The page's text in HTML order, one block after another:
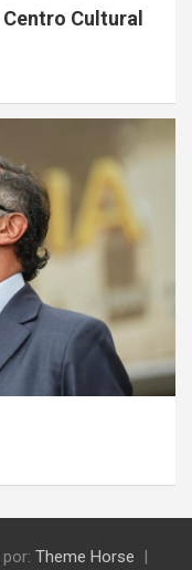
Cultural
Theme Horse